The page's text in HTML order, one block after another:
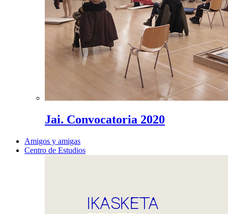
Jai. Convocatoria 2020
Amigos y amigas
Centro de Estudios